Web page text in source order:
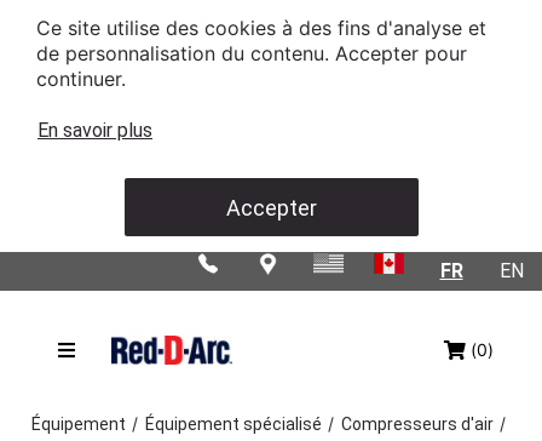
Ce site utilise des cookies à des fins d'analyse et
de personnalisation du contenu. Accepter pour
continuer.
En savoir plus
Accepter
EN
FR
(0)
Équipement / Équipement spécialisé / Compresseurs d'air /